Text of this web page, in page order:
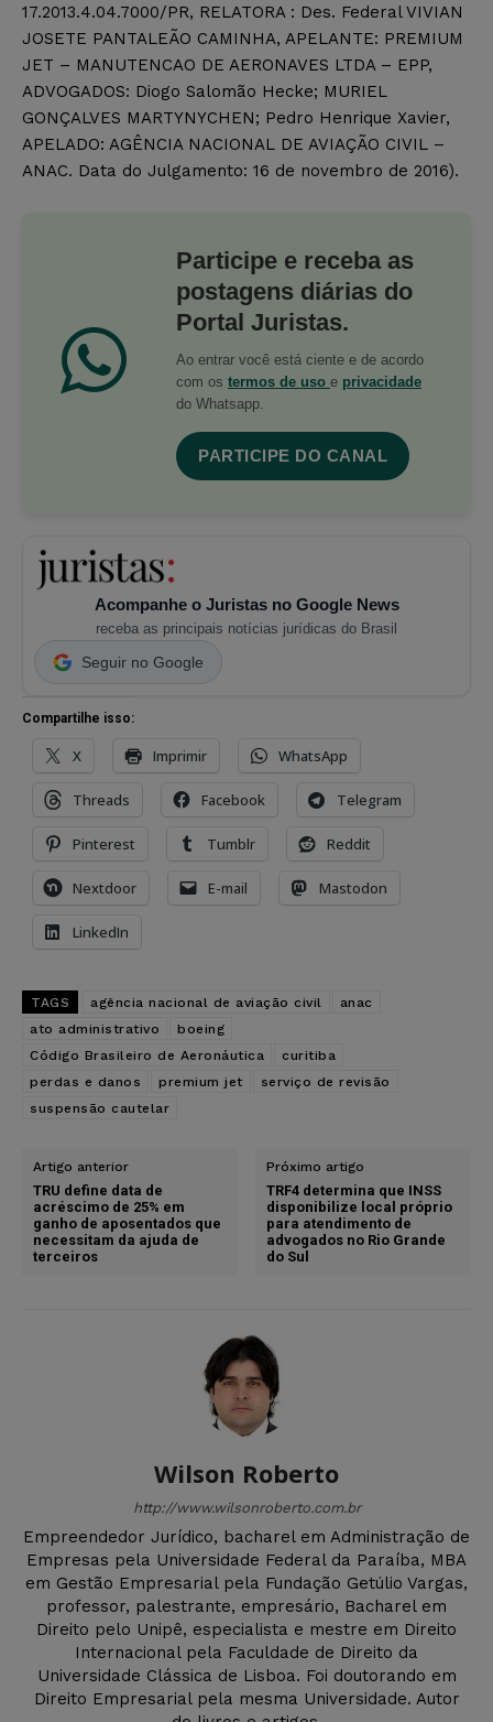
17.2013.4.04.7000/PR, RELATORA : Des. Federal VIVIAN
JOSETE PANTALEÃO CAMINHA, APELANTE: PREMIUM
JET – MANUTENCAO DE AERONAVES LTDA – EPP,
ADVOGADOS: Diogo Salomão Hecke; MURIEL
GONÇALVES MARTYNYCHEN; Pedro Henrique Xavier,
APELADO: AGÊNCIA NACIONAL DE AVIAÇÃO CIVIL –
ANAC. Data do Julgamento: 16 de novembro de 2016).
Participe e receba as
postagens diárias do
Portal Juristas.
Ao entrar você está ciente e de acordo
com os termos de uso e privacidade
do Whatsapp.
PARTICIPE DO CANAL
Acompanhe o Juristas no Google News
receba as principais notícias jurídicas do Brasil
Seguir no Google
Compartilhe isso:
X Imprimir WhatsApp
Threads Facebook Telegram
Pinterest Tumblr Reddit
Nextdoor E-mail Mastodon
LinkedIn
TAGS agência nacional de aviação civil
anac
ato administrativo
boeing
Código Brasileiro de Aeronáutica
curitiba
perdas e danos
premium jet
serviço de revisão
suspensão cautelar
Artigo anterior
TRU define data de
acréscimo de 25% em
ganho de aposentados que
necessitam da ajuda de
terceiros
Próximo artigo
TRF4 determina que INSS
disponibilize local próprio
para atendimento de
advogados no Rio Grande
do Sul
Wilson Roberto
http://www.wilsonroberto.com.br
Empreendedor Jurídico, bacharel em Administração de
Empresas pela Universidade Federal da Paraíba, MBA
em Gestão Empresarial pela Fundação Getúlio Vargas,
professor, palestrante, empresário, Bacharel em
Direito pelo Unipê, especialista e mestre em Direito
Internacional pela Faculdade de Direito da
Universidade Clássica de Lisboa. Foi doutorando em
Direito Empresarial pela mesma Universidade. Autor